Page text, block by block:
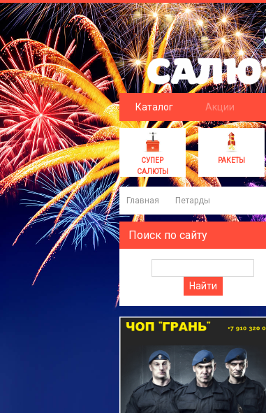
Каталог Акции
СУПЕР
САЛЮТЫ
РАКЕТЫ
Главная Петарды
Поиск по сайту